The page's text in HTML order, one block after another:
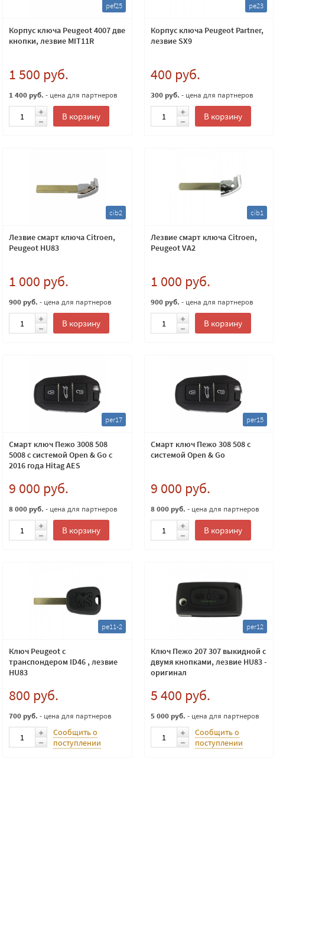
pef25
Корпус ключа Peugeot 4007 две
кнопки, лезвие MIT11R
1 500 руб.
1 400 руб. - цена для партнеров
В корзину
pe23
Корпус ключа Peugeot Partner,
лезвие SX9
400 руб.
300 руб. - цена для партнеров
В корзину
cib2
Лезвие смарт ключа Citroen,
Peugeot HU83
1 000 руб.
900 руб. - цена для партнеров
В корзину
cib1
Лезвие смарт ключа Citroen,
Peugeot VA2
1 000 руб.
900 руб. - цена для партнеров
В корзину
per17
Смарт ключ Пежо 3008 508
5008 с системой Open & Go с
2016 года Hitag AES
9 000 руб.
8 000 руб. - цена для партнеров
В корзину
per15
Смарт ключ Пежо 308 508 с
системой Open & Go
9 000 руб.
8 000 руб. - цена для партнеров
В корзину
pe11-2
Ключ Peugeot с
транспондером ID46 , лезвие
HU83
800 руб.
700 руб. - цена для партнеров
Сообщить о
поступлении
per12
Ключ Пежо 207 307 выкидной с
двумя кнопками, лезвие HU83 -
оригинал
5 400 руб.
5 000 руб. - цена для партнеров
Сообщить о
поступлении